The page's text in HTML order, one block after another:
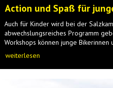
Action und Spaß für
Auch für Kinder wird bei der
abwechslungsreiches Programm
Workshops können junge Bikerinnen
weiterlesen